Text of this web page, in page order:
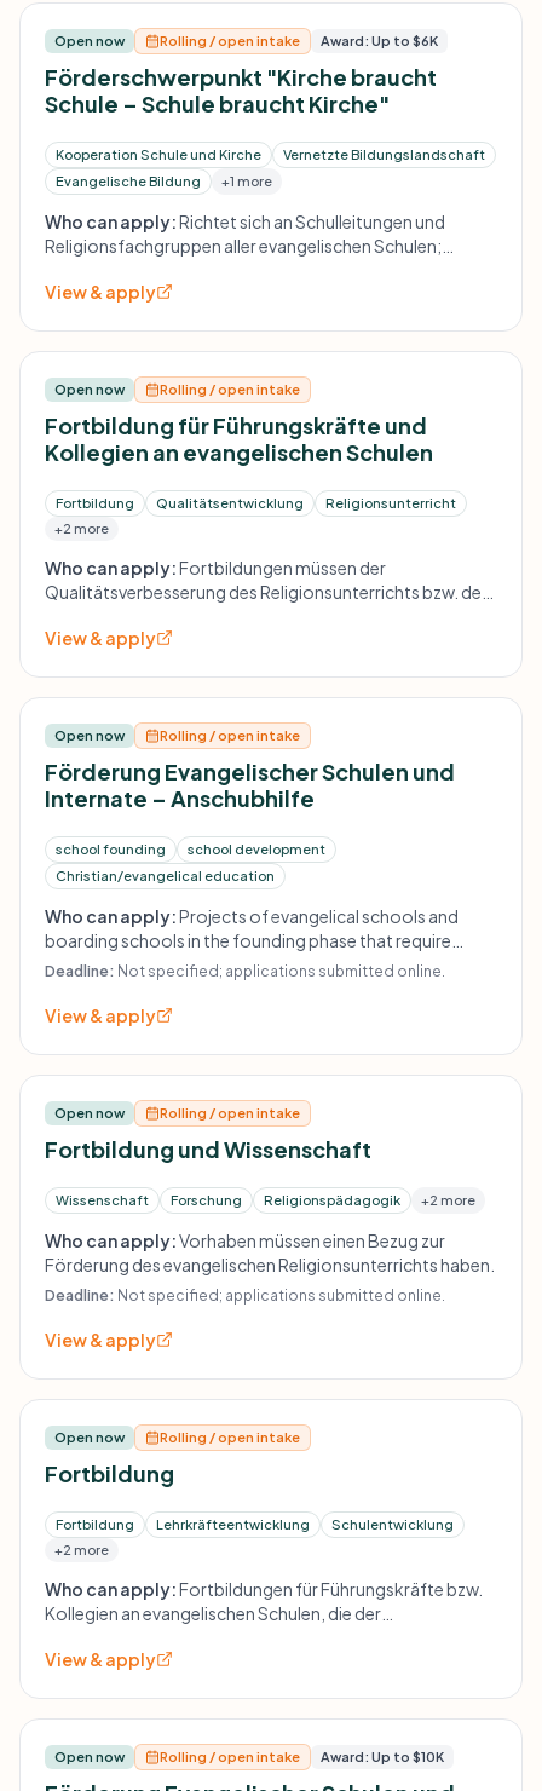
Open now Rolling / open intake Award: Up to $6K
Förderschwerpunkt "Kirche braucht
Schule – Schule braucht Kirche"
Kooperation Schule und Kirche
Vernetzte Bildungslandschaft
Evangelische Bildung
+1 more
Who can apply:Richtet sich an Schulleitungen und
Religionsfachgruppen aller evangelischen Schulen;
fördern und die jeweilige Kirchengemeinde einbeziehen.
View & apply
Open now Rolling / open intake
Fortbildung für Führungskräfte und
Kollegien an evangelischen Schulen
Fortbildung Qualitätsentwicklung
Religionsunterricht
+2 more
Who can apply:Fortbildungen müssen der
Qualitätsverbesserung des Religionsunterrichts bzw. der
Schulbezug haben.
View & apply
Open now Rolling / open intake
Förderung Evangelischer Schulen und
Internate – Anschubhilfe
school founding
school development
Christian/evangelical education
Who can apply:Projects of evangelical schools and
boarding schools in the founding phase that require
financial start-up assistance and fit the foundation's
Deadline: Not specified; applications submitted online.
View & apply
Open now Rolling / open intake
Fortbildung und Wissenschaft
Wissenschaft Forschung Religionspädagogik +2 more
Who can apply:Vorhaben müssen einen Bezug zur
Förderung des evangelischen Religionsunterrichts haben.
Deadline: Not specified; applications submitted online.
View & apply
Open now Rolling / open intake
Fortbildung
Fortbildung Lehrkräfteentwicklung
Schulentwicklung
+2 more
Who can apply:Fortbildungen für Führungskräfte bzw.
Kollegien an evangelischen Schulen, die der
Schulentwicklung dienen.
View & apply
Open now Rolling / open intake Award: Up to $10K